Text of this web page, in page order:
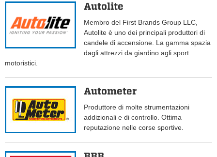
Autolite
Membro del First Brands Group LLC,
Autolite è uno dei principali produttori di
candele di accensione. La gamma spazia
dagli attrezzi da giardino agli sport
motoristici.
Autometer
Produttore di molte strumentazioni
addizionali e di controllo. Ottima
reputazione nelle corse sportive.